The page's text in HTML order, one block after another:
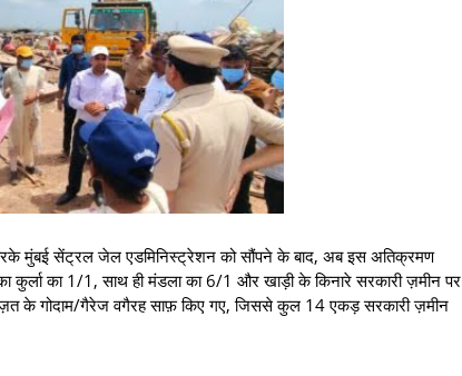
मुंबई सेंट्रल जेल एडमिनिस्ट्रेशन को सौंपने के बाद, अब इस अतिक्रमण
का 1/1, साथ ही मंडला का 6/1 और खाड़ी के किनारे सरकारी ज़मीन पर
के गोदाम/गैरेज वगैरह साफ़ किए गए, जिससे कुल 14 एकड़ सरकारी ज़मीन